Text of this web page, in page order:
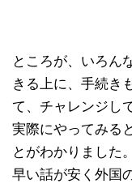
ところが、いろん
きる上に、手続き
て、チャレンジし
実際にやってみる
とがわかりました。
早い話が安く外国